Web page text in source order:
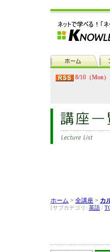
8/10（Mon
ホーム > 全講座 > カ
[サブカテゴリ: 英語 /